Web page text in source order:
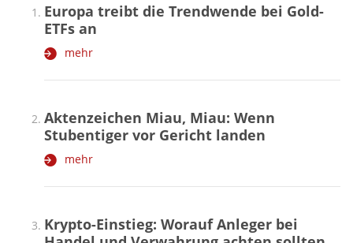
Europa treibt die Trendwende bei Gold-
ETFs an
mehr
Aktenzeichen Miau, Miau: Wenn
Stubentiger vor Gericht landen
mehr
Krypto-Einstieg: Worauf Anleger bei